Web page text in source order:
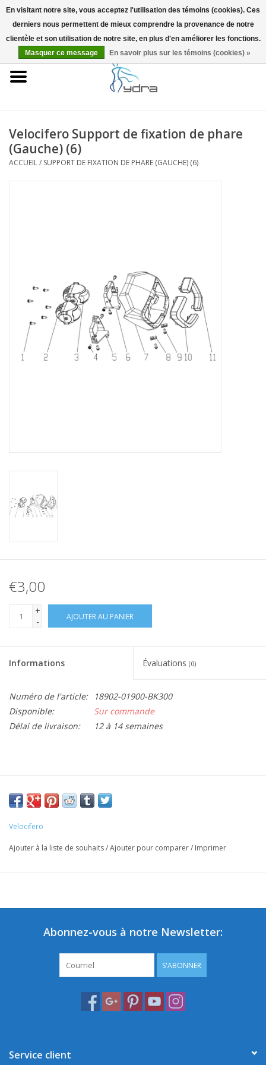
EUR
Accueil
Infos
Velocifero Support de fixation de phare
(Gauche) (6)
ACCUEIL/ SUPPORT DE FIXATION DE PHARE (GAUCHE) (6)
€3,00
+
-
AJOUTER AU PANIER
Informations Évaluations (0)
Numéro de l'article:
18902-01900-BK300
Disponible:
Sur commande
Délai de livraison:
12 à 14 semaines
Velocifero
Ajouter à la liste de souhaits/Ajouter pour comparer/ Imprimer
Abonnez-vous à notre Newsletter:
S'ABONNER
Service client
En visitant notre site, vous acceptez l'utilisation des témoins (cookies). Ces
derniers nous permettent de mieux comprendre la provenance de notre
clientèle et son utilisation de notre site, en plus d'en améliorer les fonctions.
Masquer ce message
En savoir plus sur les témoins (cookies) »